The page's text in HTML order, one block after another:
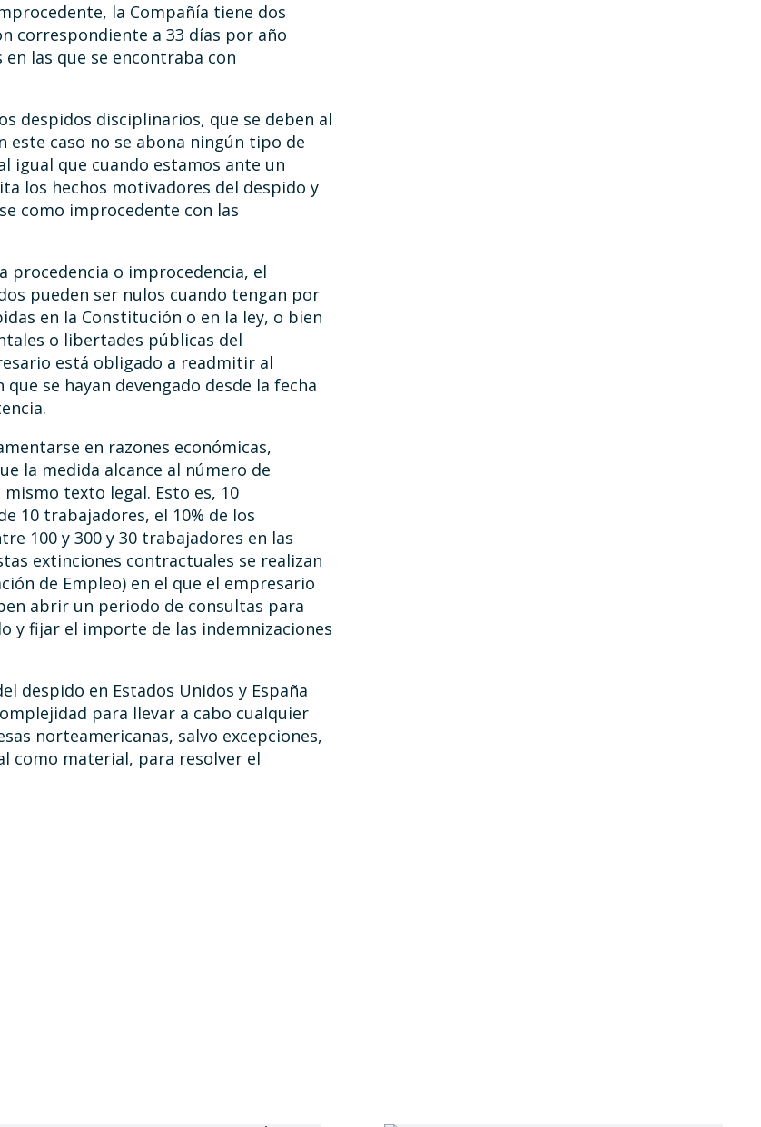
la Compañía tiene dos
correspondiente a 33 días por año
las que se encontraba con
despidos disciplinarios, que se deben al
caso no se abona ningún tipo de
igual que cuando estamos ante un
los hechos motivadores del despido y
como improcedente con las
procedencia o improcedencia, el
pueden ser nulos cuando tengan por
en la Constitución o en la ley, o bien
o libertades públicas del
está obligado a readmitir al
se hayan devengado desde la fecha
en razones económicas,
la medida alcance al número de
texto legal. Esto es, 10
10 trabajadores, el 10% de los
100 y 300 y 30 trabajadores en las
extinciones contractuales se realizan
de Empleo) en el que el empresario
abrir un periodo de consultas para
y fijar el importe de las indemnizaciones
despido en Estados Unidos y España
para llevar a cabo cualquier
norteamericanas, salvo excepciones,
como material, para resolver el